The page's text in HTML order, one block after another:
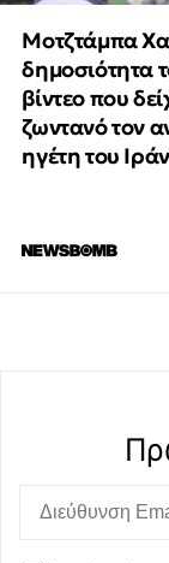
Μοτζτάμπα
δημοσιότητα
βίντεο που
ζωντανό τον
ηγέτη του Ιράν